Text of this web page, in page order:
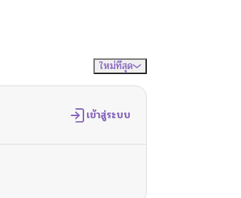
ใหม่ที่สุด
เข้าสู่ระบบ